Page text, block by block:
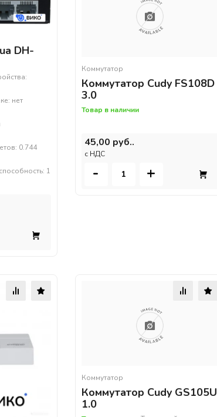
DH-
нет
0.744
1
Коммутатор
Коммутатор Cudy FS108D
3.0
Товар в наличии
45,00 руб..
c НДС
- +
Коммутатор
Коммутатор Cudy GS105U
1.0